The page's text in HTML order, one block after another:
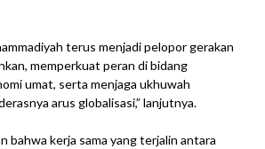
terus menjadi pelopor gerakan
memperkuat peran di bidang
umat, serta menjaga ukhuwah
arus globalisasi,” lanjutnya.
bahwa kerja sama yang terjalin antara